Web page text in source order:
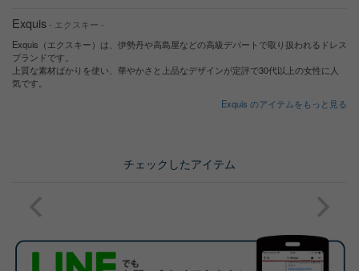
Exquis - エクスキー -
Exquis（エクスキー）は、伊勢丹や高島屋などの高級デパートで取り扱われるドレス
ブランドです。
上質な素材ばかりを使い、華やかさと上品なデザインが定評で30代以上の女性に人
気です。
Exquis のアイテムをもっと見る
チェックしたアイテム